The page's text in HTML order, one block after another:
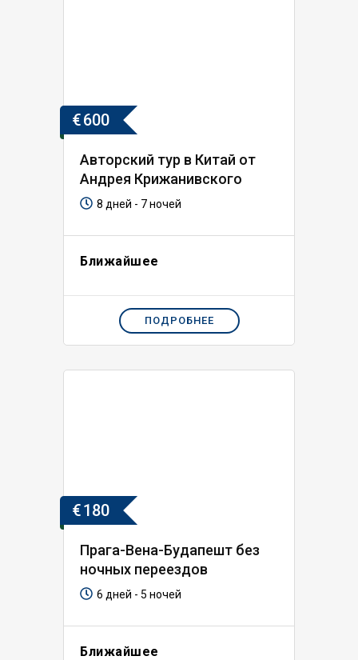
€600
Авторский тур в Китай от
Андрея Крижанивского
8 дней - 7 ночей
Ближайшее
ПОДРОБНЕЕ
€180
Прага-Вена-Будапешт без
ночных переездов
6 дней - 5 ночей
Ближайшее